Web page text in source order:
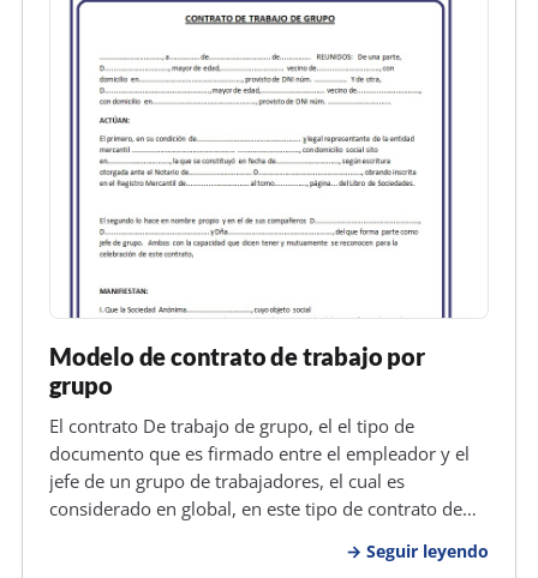
Modelo de contrato de trabajo por
grupo
El contrato De trabajo de grupo, el el tipo de
documento que es firmado entre el empleador y el
jefe de un grupo de trabajadores, el cual es
considerado en global, en este tipo de contrato de
sobre cada trabajador, debido a que el que se
Seguir leyendo